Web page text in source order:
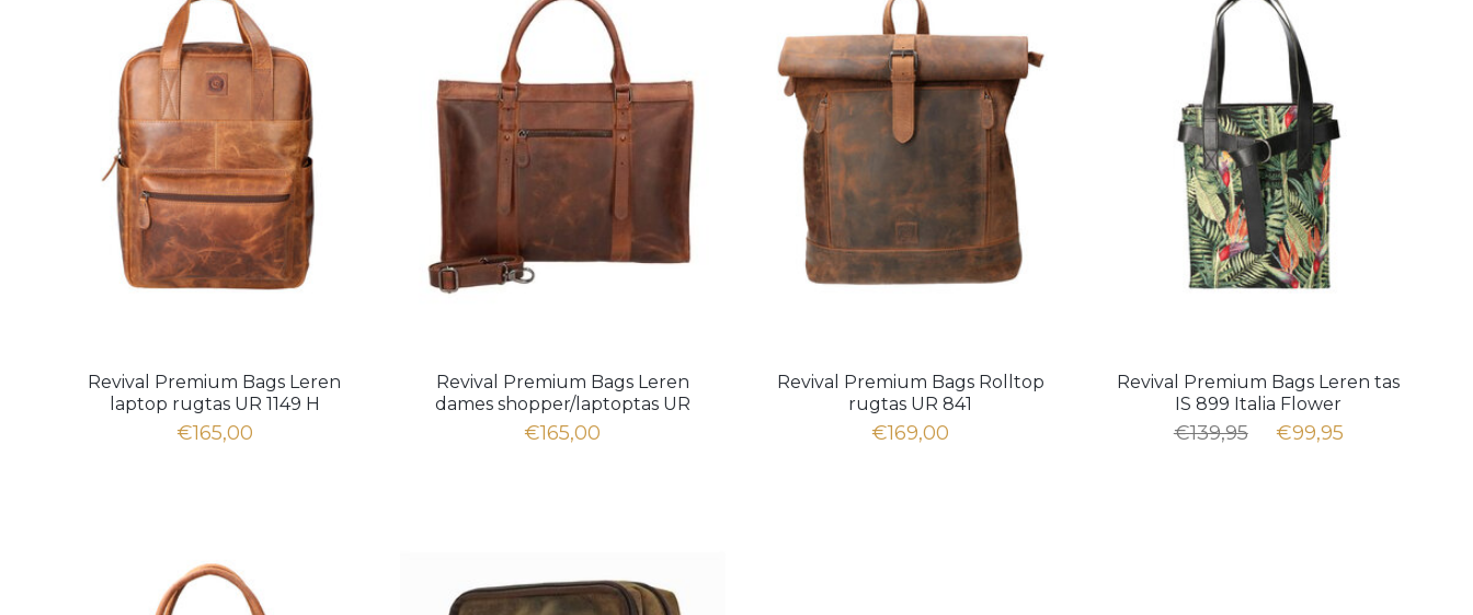
Revival Premium Bags Leren
laptop rugtas UR 1149 H
€165,00
Revival Premium Bags Leren
dames shopper/laptoptas UR
1215 Brown
€165,00
Revival Premium Bags Rolltop
rugtas UR 841
€169,00
Revival Premium Bags Leren tas
IS 899 Italia Flower
€139,95 €99,95